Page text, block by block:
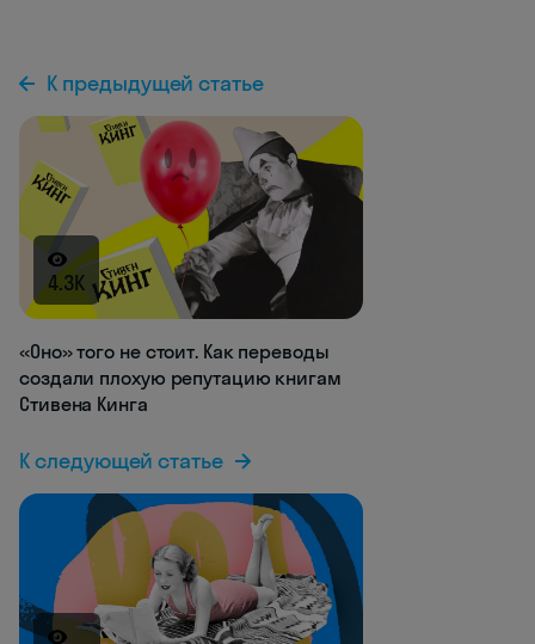
К предыдущей статье
4.3K
«Оно» того не стоит. Как переводы
создали плохую репутацию книгам
Стивена Кинга
К следующей статье